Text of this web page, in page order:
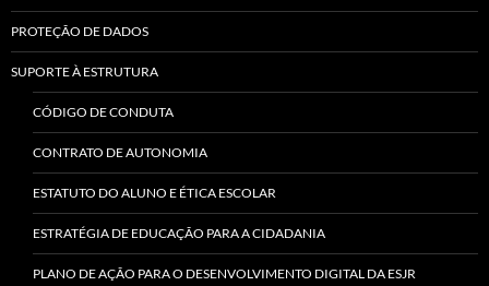
PROTEÇÃO DE DADOS
SUPORTE À ESTRUTURA
CÓDIGO DE CONDUTA
CONTRATO DE AUTONOMIA
ESTATUTO DO ALUNO E ÉTICA ESCOLAR
ESTRATÉGIA DE EDUCAÇÃO PARA A CIDADANIA
PLANO DE AÇÃO PARA O DESENVOLVIMENTO DIGITAL DA ESJR